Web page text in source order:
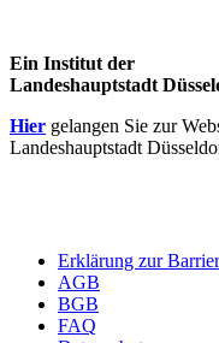
Ein Institut der
Landeshauptstadt
Hier gelangen Sie zur
Landeshauptstadt
Erklärung zur
AGB
BGB
FAQ